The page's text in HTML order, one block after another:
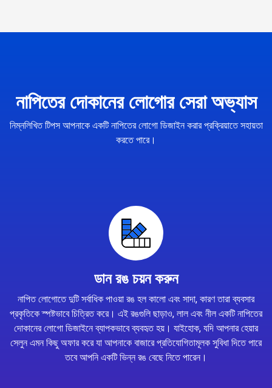
নাপিতের দোকানের লোগোর সেরা অভ্যাস
নিম্নলিখিত টিপস আপনাকে একটি নাপিতের লোগো ডিজাইন করার প্রক্রিয়াতে সহায়তা
করতে পারে।
ডান রঙ চয়ন করুন
নাপিত লোগোতে দুটি সর্বাধিক পাওয়া রঙ হল কালো এবং সাদা, কারণ তারা ব্যবসার
প্রকৃতিকে স্পষ্টভাবে চিত্রিত করে। এই রঙগুলি ছাড়াও, লাল এবং নীল একটি নাপিতের
দোকানের লোগো ডিজাইনে ব্যাপকভাবে ব্যবহৃত হয়। যাইহোক, যদি আপনার হেয়ার
সেলুন এমন কিছু অফার করে যা আপনাকে বাজারে প্রতিযোগিতামূলক সুবিধা দিতে পারে
তবে আপনি একটি ভিন্ন রঙ বেছে নিতে পারেন।